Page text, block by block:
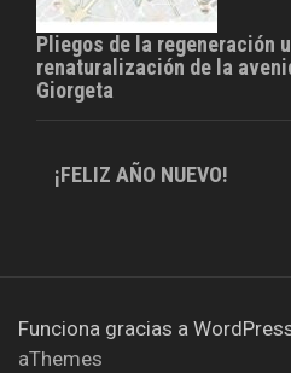
Pliegos de la regeneración
renaturalización de la
Giorgeta
¡FELIZ AÑO NUEVO!
Funciona gracias a
aThemes